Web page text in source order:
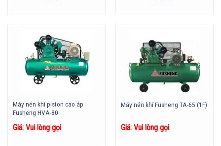
Máy nén khí piston cao áp
Fusheng HVA-80
Giá: Vui lòng gọi
Máy nén khí Fusheng TA-65 (1F)
Giá: Vui lòng gọi